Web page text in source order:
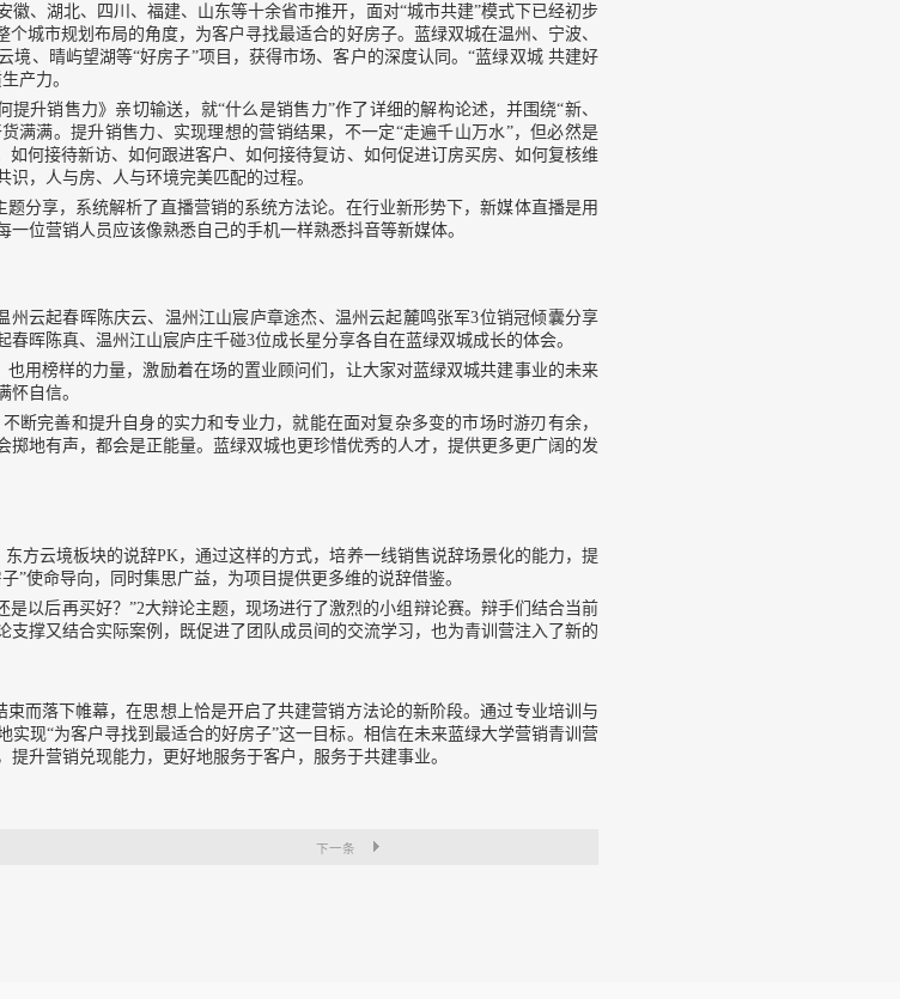
、湖北、四川、福建、山东等十余省市推开，面对“城市共建”模式下已经初步
城市规划布局的角度，为客户寻找最适合的好房子。蓝绿双城在温州、宁波、
、晴屿望湖等“好房子”项目，获得市场、客户的深度认同。“蓝绿双城 共建好
产力。
升销售力》亲切输送，就“什么是销售力”作了详细的解构论述，并围绕“新、
满满。提升销售力、实现理想的营销结果，不一定“走遍千山万水”，但必然是
如何接待新访、如何跟进客户、如何接待复访、如何促进订房买房、如何复核维
，人与房、人与环境完美匹配的过程。
分享，系统解析了直播营销的系统方法论。在行业新形势下，新媒体直播是用
位营销人员应该像熟悉自己的手机一样熟悉抖音等新媒体。
云起春晖陈庆云、温州江山宸庐章途杰、温州云起麓鸣张军3位销冠倾囊分享
晖陈真、温州江山宸庐庄千碰3位成长星分享各自在蓝绿双城成长的体会。
用榜样的力量，激励着在场的置业顾问们，让大家对蓝绿双城共建事业的未来
怀自信。
断完善和提升自身的实力和专业力，就能在面对复杂多变的市场时游刃有余，
地有声，都会是正能量。蓝绿双城也更珍惜优秀的人才，提供更多更广阔的发
方云境板块的说辞PK，通过这样的方式，培养一线销售说辞场景化的能力，提
”使命导向，同时集思广益，为项目提供更多维的说辞借鉴。
是以后再买好？”2大辩论主题，现场进行了激烈的小组辩论赛。辩手们结合当前
撑又结合实际案例，既促进了团队成员间的交流学习，也为青训营注入了新的
而落下帷幕，在思想上恰是开启了共建营销方法论的新阶段。通过专业培训与
现“为客户寻找到最适合的好房子”这一目标。相信在未来蓝绿大学营销青训营
升营销兑现能力，更好地服务于客户，服务于共建事业。
下一条